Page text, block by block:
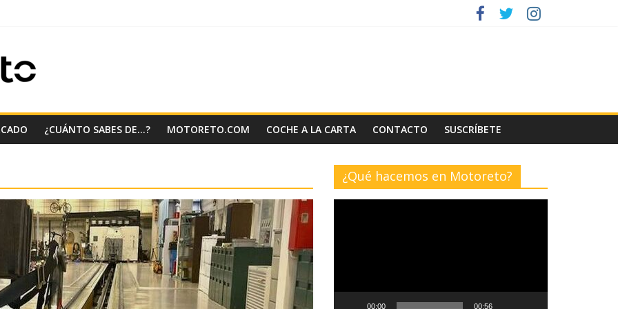
¿CUÁNTO SABES DE…? MOTORETO.COM COCHE A LA CARTA CONTACTO SUSCRÍBETE
¿Qué hacemos en Motoreto?
00:00 00:56